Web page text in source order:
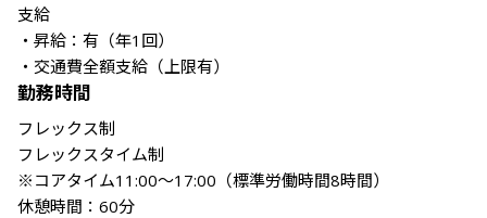
支給
・昇給：有（年1回）
勤務時間
フレックス制
フレックスタイム制
※コアタイム11:00〜17:00（標準労働時間8時間）
休憩時間：60分